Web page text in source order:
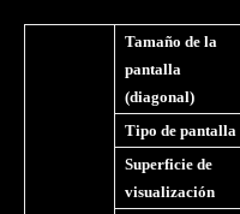
Tamaño de la
pantalla
(diagonal)
Tipo de pantalla
Superficie de
visualización